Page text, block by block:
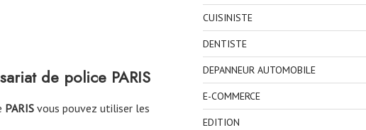
de police PARIS
PARIS vous pouvez utiliser les
CUISINISTE
DENTISTE
DEPANNEUR AUTOMOBILE
E-COMMERCE
EDITION